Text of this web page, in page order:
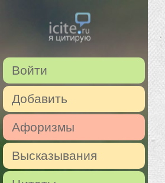
Войти
Добавить
Афоризмы
Высказывания